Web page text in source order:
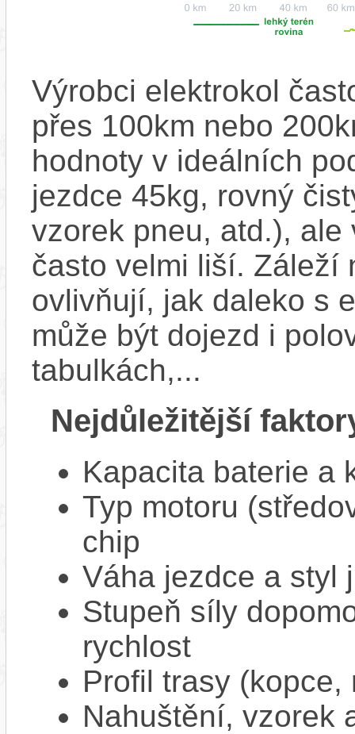
Výrobci elektrokol
přes 100km nebo
hodnoty v ideálních
jezdce 45kg, rovný
vzorek pneu, atd.),
často velmi liší. Záleží
ovlivňují, jak daleko s
může být dojezd i
tabulkách,...
Nejdůležitější
Kapacita baterie a
Typ motoru
chip
Váha jezdce a styl
Stupeň síly
rychlost
Profil trasy
Nahuštění, vzorek